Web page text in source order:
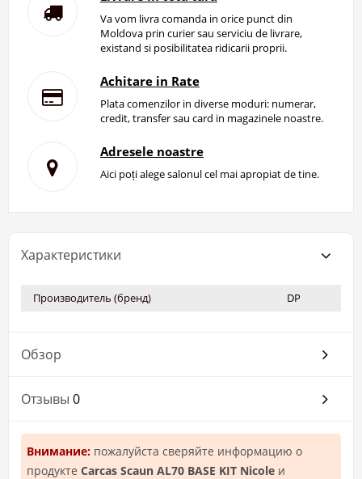
Va vom livra comanda in orice punct din
Moldova prin curier sau serviciu de livrare,
existand si posibilitatea ridicarii proprii.
Achitare in Rate
Plata comenzilor in diverse moduri: numerar,
credit, transfer sau card in magazinele noastre.
Adresele noastre
Aici poți alege salonul cel mai apropiat de tine.
Характеристики
Производитель (бренд) DP
Обзор
Отзывы 0
Внимание: пожалуйста сверяйте информацию о
продукте Carcas Scaun AL70 BASE KIT Nicole и